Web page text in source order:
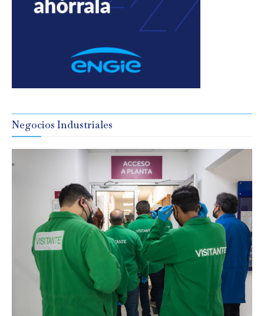
Negocios Industriales